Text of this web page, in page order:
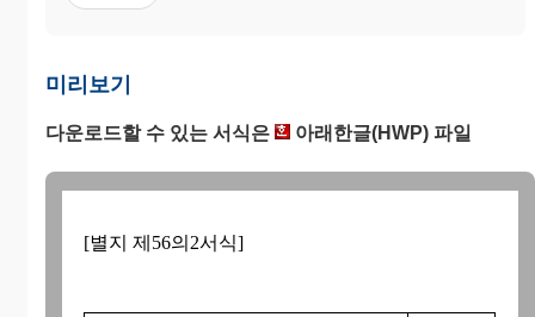
미리보기
다운로드할 수 있는 서식은 아래한글(HWP) 파일
[별지 제56의2서식]